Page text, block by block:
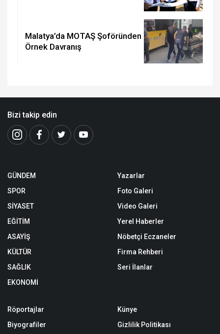
Malatya’da MOTAŞ Şoföründen
Örnek Davranış
Bizi takip edin
GÜNDEM
SPOR
SİYASET
EĞİTİM
ASAYİŞ
KÜLTÜR
SAĞLIK
EKONOMİ
Yazarlar
Foto Galeri
Video Galeri
Yerel Haberler
Nöbetçi Eczaneler
Firma Rehberi
Seri İlanlar
Röportajlar
Biyografiler
Künye
Gizlilik Politikası